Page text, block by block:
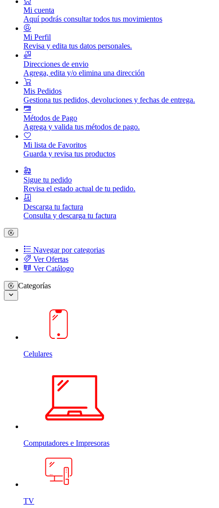
Mi cuenta
Aquí podrás consultar todos tus movimientos
Mi Perfil
Revisa y edita tus datos personales.
Direcciones de envio
Agrega, edita y/o elimina una dirección
Mis Pedidos
Gestiona tus pedidos, devoluciones y fechas de entrega.
Métodos de Pago
Agrega y valida tus métodos de pago.
Mi lista de Favoritos
Guarda y revisa tus productos
Sigue tu pedido
Revisa el estado actual de tu pedido.
Descarga tu factura
Consulta y descarga tu factura
Navegar por categorias
Ver Ofertas
Ver Catálogo
Categorías
Celulares
Computadores e Impresoras
TV